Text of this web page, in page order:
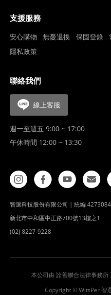
支援服務
安心購物 無憂退換 保固登錄
隱私政策
聯絡我們
線上客服
週一至週五 9:00 ~ 17:00
午休時間 12:00 ~ 13:30
智選科技股份有限公司｜統編
新北市中和區中正路700號13樓之1
(02) 8227-9228
本公司由 詮善聯合法律事務
Copyright © WitsPer 智